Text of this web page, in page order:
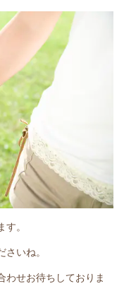
。
いね。
わせお待ちしておりま